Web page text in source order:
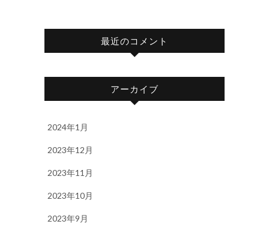
最近のコメント
アーカイブ
2024年1月
2023年12月
2023年11月
2023年10月
2023年9月